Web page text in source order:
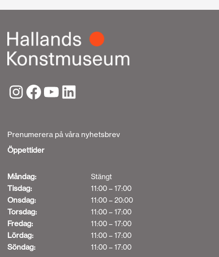
Prenumerera på våra nyhetsbrev
Öppettider
Måndag: Stängt
Tisdag: 11:00 – 17:00
Onsdag: 11:00 – 20:00
Torsdag: 11:00 – 17:00
Fredag: 11:00 – 17:00
Lördag: 11:00 – 17:00
Söndag: 11:00 – 17:00